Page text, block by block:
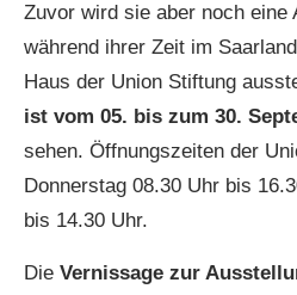
Zuvor wird sie aber noch eine
während ihrer Zeit im
Haus der Union Stiftung
ist vom 05. bis zum 30.
sehen. Öffnungszeiten der
Donnerstag 08.30 Uhr bis
bis 14.30 Uhr.
Die Vernissage zur